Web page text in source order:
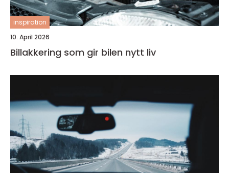
inspiration
10. April 2026
Billakkering som gir bilen nytt liv